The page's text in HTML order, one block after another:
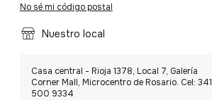
No sé mi código postal
Nuestro local
Casa central - Rioja 1378, Local 7, Galería
Corner Mall, Microcentro de Rosario. Cel: 341
500 9334